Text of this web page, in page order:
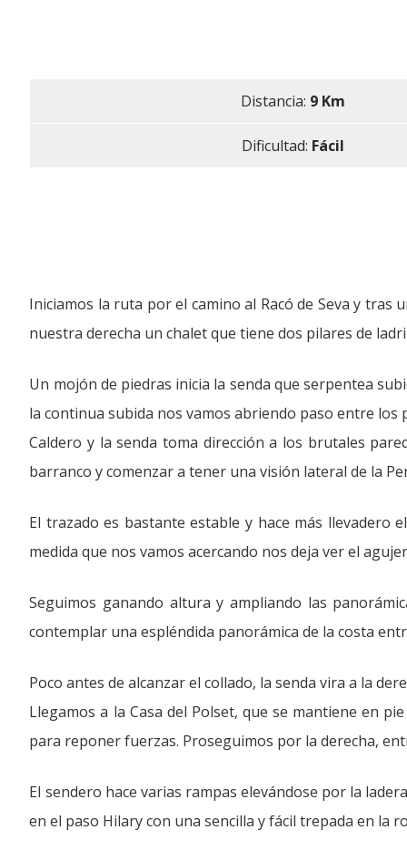
Distancia: 9 Km
Dificultad: Fácil
Iniciamos la ruta por el camino al Racó de Seva y tras
nuestra derecha un chalet que tiene dos pilares de
Un mojón de piedras inicia la senda que serpentea
la continua subida nos vamos abriendo paso entre los
Caldero y la senda toma dirección a los brutales
barranco y comenzar a tener una visión lateral de la
El trazado es bastante estable y hace más llevadero
medida que nos vamos acercando nos deja ver el
Seguimos ganando altura y ampliando las
contemplar una espléndida panorámica de la costa
Poco antes de alcanzar el collado, la senda vira a la
Llegamos a la Casa del Polset, que se mantiene en
para reponer fuerzas. Proseguimos por la derecha,
El sendero hace varias rampas elevándose por la
en el paso Hilary con una sencilla y fácil trepada en la